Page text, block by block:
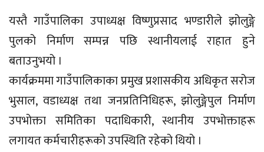
यस्तै गाउँपालिका उपाध्यक्ष विष्णुप्रसाद भण्डारीले झोलुङ्गे
पुलको निर्माण सम्पन्न पछि स्थानीयलाई राहात हुने
बताउनुभयो ।
कार्यक्रममा गाउँपालिकाका प्रमुख प्रशासकीय अधिकृत सरोज
भुसाल, वडाध्यक्ष तथा जनप्रतिनिधिहरू, झोलुङ्गेपुल निर्माण
उपभोक्ता समितिका पदाधिकारी, स्थानीय उपभोक्ताहरू
लगायत कर्मचारीहरूको उपस्थिति रहेको थियो ।